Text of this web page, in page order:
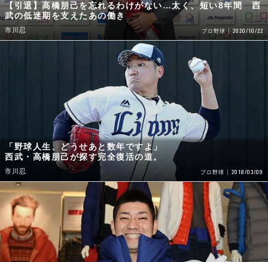
【引退】高橋朋己を忘れるわけがない…太く、短い8年間 西
武の低迷期を支えたあの働き
市川忍 プロ野球 2020/10/22
「野球人生、どうせあと数年ですよ」
西武・高橋朋己が探す完全復活の道。
市川忍 プロ野球 2018/03/09